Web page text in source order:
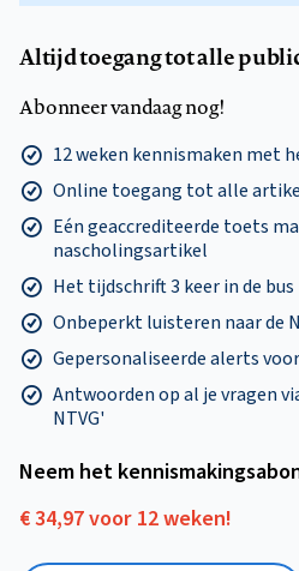
Altijd toegang tot alle
Abonneer vandaag nog!
12 weken kennismaken met
Online toegang tot alle
Eén geaccrediteerde toets
nascholingsartikel
Het tijdschrift 3 keer in de bus
Onbeperkt luisteren naar de
Gepersonaliseerde alerts
Antwoorden op al je vragen
NTVG'
Neem het
€ 34,97 voor 12 weken!